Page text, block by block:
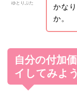
ゆとりぶた
かな
か。
自分の付加
イしてみよ